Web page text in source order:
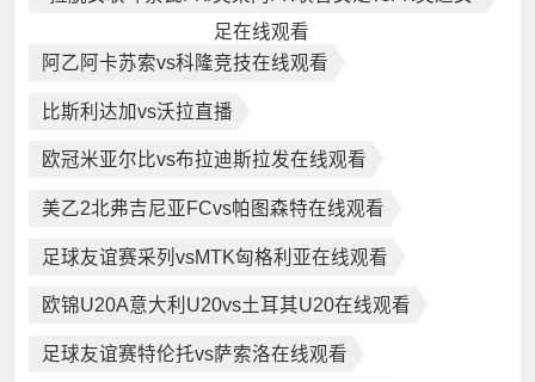
足在线观看
阿乙阿卡苏索vs科隆竞技在线观看
比斯利达加vs沃拉直播
欧冠米亚尔比vs布拉迪斯拉发在线观看
美乙2北弗吉尼亚FCvs帕图森特在线观看
足球友谊赛采列vsMTK匈格利亚在线观看
欧锦U20A意大利U20vs土耳其U20在线观看
足球友谊赛特伦托vs萨索洛在线观看